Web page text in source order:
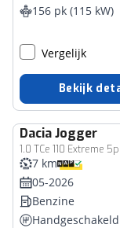
156 pk (115 kW)
Vergelijk
Bekijk
DaciaJogger
1.0 TCe 110 Extreme
7 km
05-2026
Benzine
Handgeschakeld